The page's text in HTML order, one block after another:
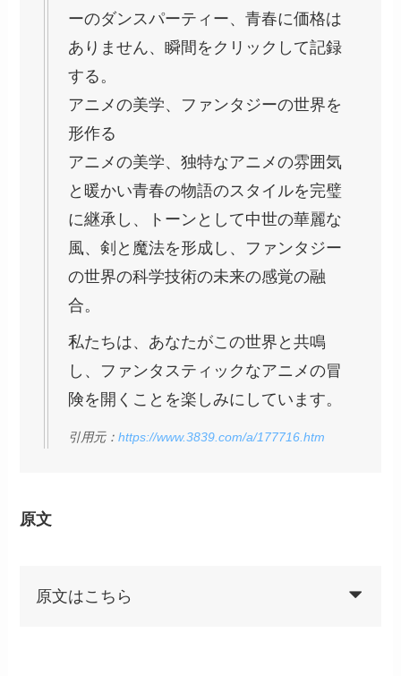
ーのダンスパーティー、青春に価格は
ありません、瞬間をクリックして記録
する。
アニメの美学、ファンタジーの世界を
形作る
アニメの美学、独特なアニメの雰囲気
と暖かい青春の物語のスタイルを完璧
に継承し、トーンとして中世の華麗な
風、剣と魔法を形成し、ファンタジー
の世界の科学技術の未来の感覚の融
合。
私たちは、あなたがこの世界と共鳴
し、ファンタスティックなアニメの冒
険を開くことを楽しみにしています。
引用元：https://www.3839.com/a/177716.htm
原文
原文はこちら